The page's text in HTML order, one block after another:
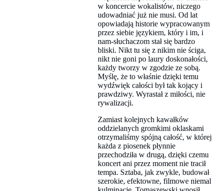
w koncercie wokalistów, niczego
udowadniać już nie musi. Od lat
opowiadają historie wypracowanym
przez siebie językiem, który i im, i
nam-słuchaczom stał się bardzo
bliski. Nikt tu się z nikim nie ściga,
nikt nie goni po laury doskonałości,
każdy tworzy w zgodzie ze sobą.
Myślę, że to właśnie dzięki temu
wydźwięk całości był tak kojący i
prawdziwy. Wyrastał z miłości, nie
rywalizacji.
Zamiast kolejnych kawałków
oddzielanych gromkimi oklaskami
otrzymaliśmy spójną całość, w której
każda z piosenek płynnie
przechodziła w drugą, dzięki czemu
koncert ani przez moment nie tracił
tempa. Sztaba, jak zwykle, budował
szerokie, efektowne, filmowe niemal